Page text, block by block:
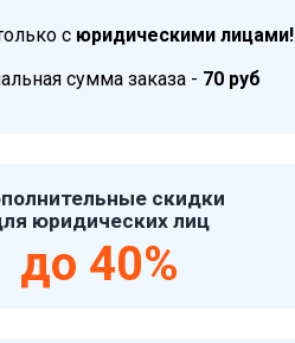
с юридическими лицами!
сумма заказа - 70 руб
скидки
юридических лиц
до 40%